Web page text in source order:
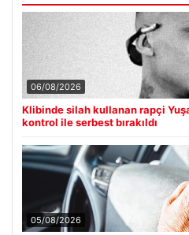
06/08/2026
Klibinde silah kullanan rapçi
kontrol ile serbest bırakıldı
05/08/2026